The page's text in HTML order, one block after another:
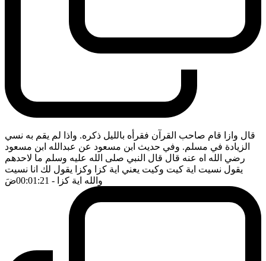
قال وازا قام صاحب القرآن فقرأه بالليل ذكره. واذا لم يقم به نسي
الزيادة في مسلم. وفي حديث ابن مسعود عن عبدالله ابن مسعود
رضي الله اه عنه قال قال النبي صلى الله عليه وسلم ما لاحدهم
يقول نسيت اية كيت وكيت يعني اية كزا وكزا يقول لك انا نسيت
والله اية كزا - 00:01:21 ضَ